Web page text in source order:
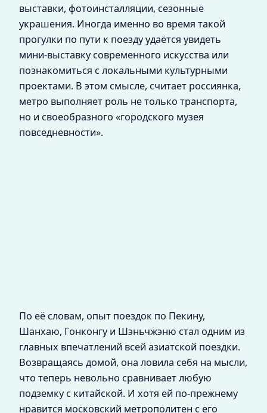
выставки, фотоинсталляции, сезонные
украшения. Иногда именно во время такой
прогулки по пути к поезду удаётся увидеть
мини-выставку современного искусства или
познакомиться с локальными культурными
проектами. В этом смысле, считает россиянка,
метро выполняет роль не только транспорта,
но и своеобразного «городского музея
повседневности».
По её словам, опыт поездок по Пекину,
Шанхаю, Гонконгу и Шэньчжэню стал одним из
главных впечатлений всей азиатской поездки.
Возвращаясь домой, она ловила себя на мысли,
что теперь невольно сравнивает любую
подземку с китайской. И хотя ей по‑прежнему
нравится московский метрополитен с его